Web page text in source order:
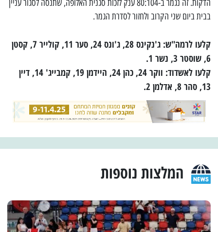
הדקות. זה נגמר ב-80:104 ענק לזכות סגנית האלופה, שתנסה לסגור עניין
בבית ביום שני הקרוב ולחזור לסדרת הגמר.
קלעו לרמה"ש: ג'נקינס 28, ג'ונס 24, סער 11, קולייר 7, קסטן
6, שוסטר 3, נשר 1.
קלעו לאשדוד: ווקר 24, כהן 24, היידמן 19, קמבייג' 14, דיין
13, סהר 8, אדלמן 2.
המלצות נוספות